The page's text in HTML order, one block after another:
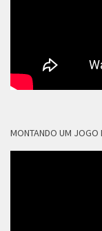
MONTANDO UM JOGO